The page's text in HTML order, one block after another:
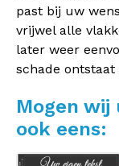
past bij uw
vrijwel alle
later weer
schade
Mogen wij
ook eens: